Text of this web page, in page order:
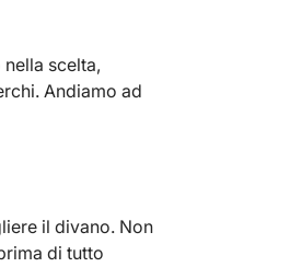
scelta,
Andiamo ad
il divano. Non
di tutto